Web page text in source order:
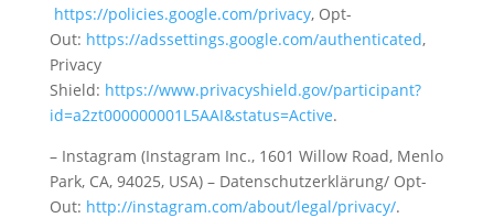
https://policies.google.com/privacy, Opt-
Out: https://adssettings.google.com/authenticated,
Privacy
Shield: https://www.privacyshield.gov/participant?
id=a2zt000000001L5AAI&status=Active.
– Instagram (Instagram Inc., 1601 Willow Road, Menlo
Park, CA, 94025, USA) – Datenschutzerklärung/ Opt-
Out: http://instagram.com/about/legal/privacy/.